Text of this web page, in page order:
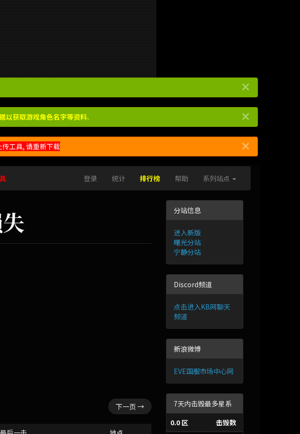
×
×
以获取游戏角色名字等资料.
×
工具, 请重新下载
登录 统计 排行榜 帮助 系列站点
下一页 →
分站信息
进入新版
曙光分站
宁静分站
Discord频道
点击进入KB网聊天
频道
新浪微博
EVE国服市场中心网
7天内击毁最多星系
0.0 区
击毁数